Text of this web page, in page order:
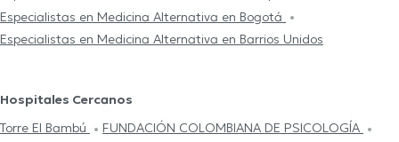
Especialistas en Medicina Alternativa en Bogotá
Especialistas en Medicina Alternativa en Barrios Unidos
Hospitales Cercanos
Torre El Bambú
FUNDACIÓN COLOMBIANA DE PSICOLOGÍA